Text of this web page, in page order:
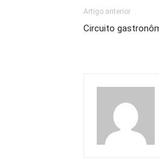
Artigo anterior
Circuito